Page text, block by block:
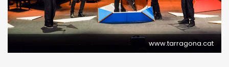
www.tarragona.cat